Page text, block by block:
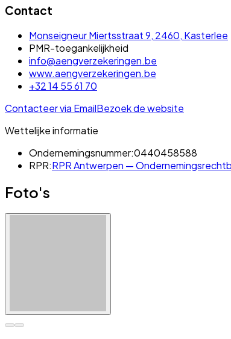
Contact
Monseigneur Miertsstraat 9, 2460, Kasterlee
PMR-toegankelijkheid
info@aengverzekeringen.be
www.aengverzekeringen.be
+32 14 55 61 70
Contacteer via EmailBezoek de website
Wettelijke informatie
Ondernemingsnummer:0440458588
RPR:RPR Antwerpen —
Foto's